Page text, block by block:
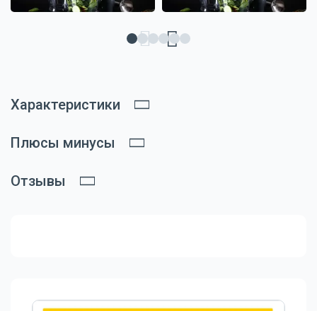
Характеристики
Плюсы минусы
Отзывы